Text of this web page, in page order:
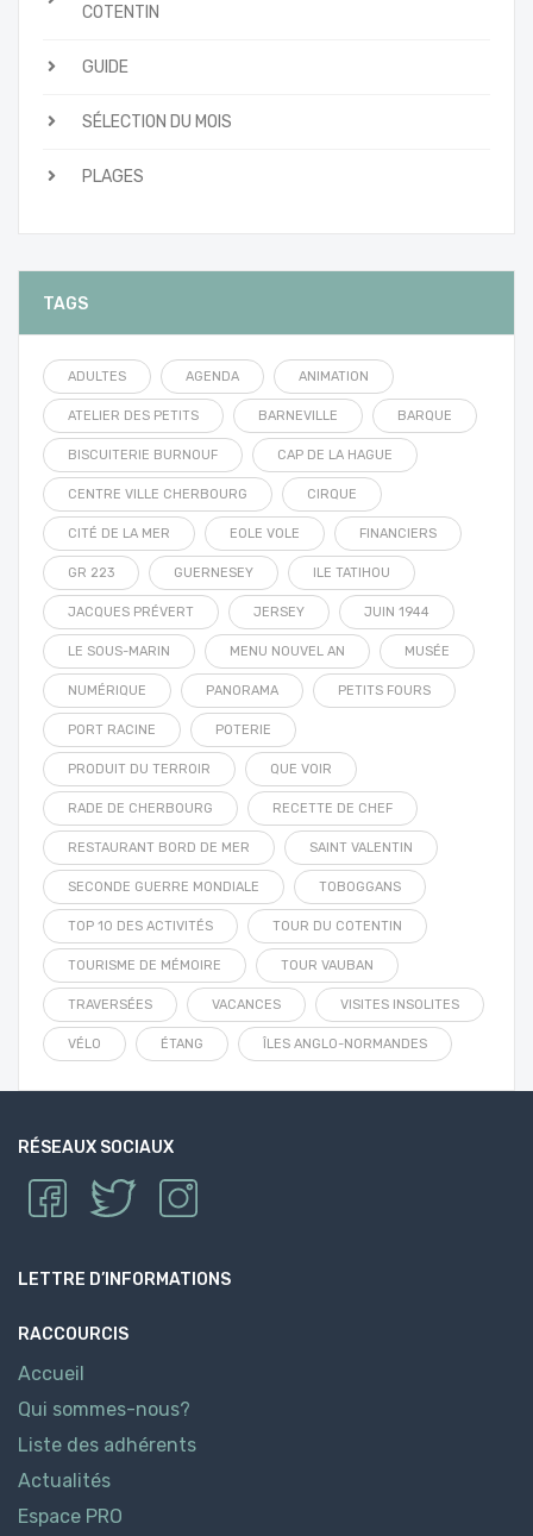
COTENTIN
GUIDE
SÉLECTION DU MOIS
PLAGES
TAGS
ADULTES AGENDA ANIMATION
ATELIER DES PETITS BARNEVILLE BARQUE
BISCUITERIE BURNOUF CAP DE LA HAGUE
CENTRE VILLE CHERBOURG CIRQUE
CITÉ DE LA MER EOLE VOLE FINANCIERS
GR 223 GUERNESEY ILE TATIHOU
JACQUES PRÉVERT JERSEY JUIN 1944
LE SOUS-MARIN MENU NOUVEL AN MUSÉE
NUMÉRIQUE PANORAMA PETITS FOURS
PORT RACINE POTERIE
PRODUIT DU TERROIR QUE VOIR
RADE DE CHERBOURG RECETTE DE CHEF
RESTAURANT BORD DE MER SAINT VALENTIN
SECONDE GUERRE MONDIALE TOBOGGANS
TOP 10 DES ACTIVITÉS TOUR DU COTENTIN
TOURISME DE MÉMOIRE TOUR VAUBAN
TRAVERSÉES VACANCES VISITES INSOLITES
VÉLO ÉTANG ÎLES ANGLO-NORMANDES
RÉSEAUX SOCIAUX
LETTRE D’INFORMATIONS
RACCOURCIS
Accueil
Qui sommes-nous?
Liste des adhérents
Actualités
Espace PRO